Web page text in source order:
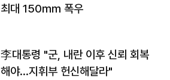
최대 150㎜ 폭우
李대통령 "군, 내란 이후 신뢰 회복
해야…지휘부 헌신해달라"